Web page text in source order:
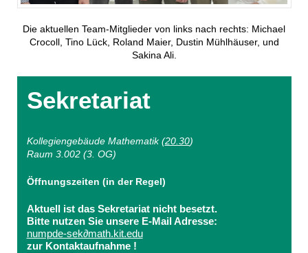
Die aktuellen Team-Mitglieder von links nach rechts: Michael
Crocoll, Tino Lück, Roland Maier, Dustin Mühlhäuser, und
Sakina Ali.
Sekretariat
Kollegiengebäude Mathematik (20.30)
Raum 3.002 (3. OG)
Öffnungszeiten (in der Regel)
Aktuell ist das Sekretariat nicht besetzt.
Bitte nutzen Sie unsere E-Mail Adresse:
numpde-sek∂math.kit.edu
zur Kontaktaufnahme !